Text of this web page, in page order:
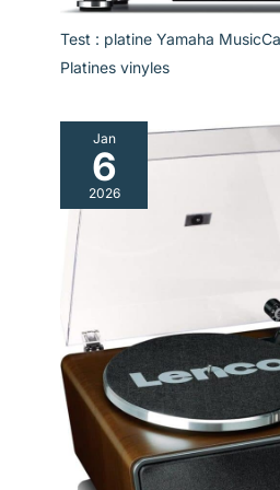
correcte.
Test : platine Yamaha
Platines vinyles
Jan
6
2026